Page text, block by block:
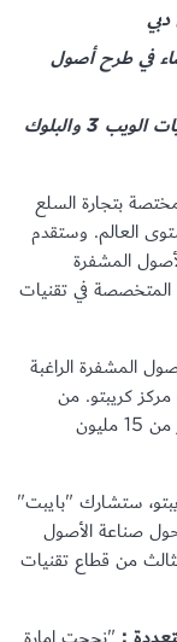
في طرح أصول
مركز كريبتو التابع لمركز دبي للسلع المتعددة يواصل دعمه الشامل للشركات المتخصصة في تقنيات الويب 3 والبلوك
بتجارة السلع
العالم. وستقدم
مجال الأصول المشفرة
المتخصصة في تقنيات
المشفرة الراغبة
كريبتو. من
مقرها الرئيسي في دبي، تصنف بورصة "بايبت" لتداول العملات الثالثة في العالم من حيث الزيارات مع أكثر من 15 مليون
ستشارك "بايبت"
حول صناعة الأصول
من قطاع تقنيات
: "نجحت إمارة